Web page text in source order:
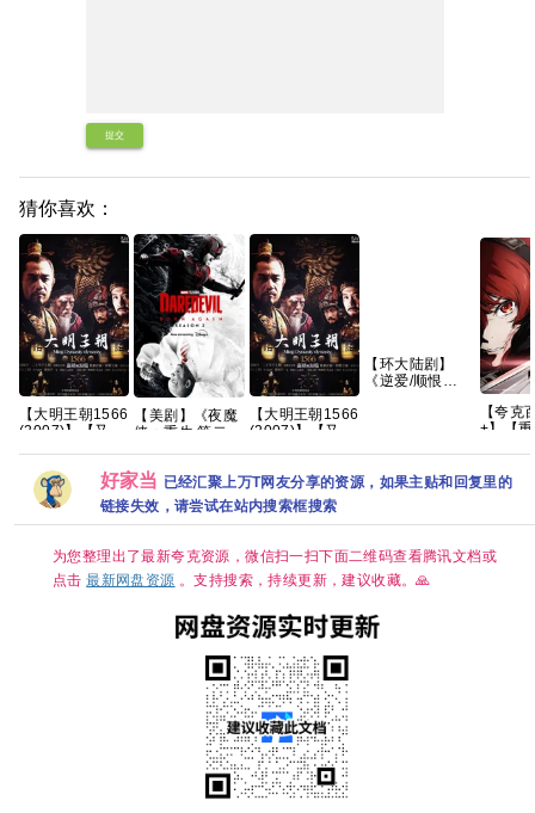
提交
猜你喜欢：
【大明王朝1566
(2007)】【又名:
【1080P】【国
语中字
（79.6GB）】
【剧情 / 历史】
【陈宝国 / 黄志
忠 / 倪大红 】夸
【美剧】《夜魔
侠：重生 第二
森特·多诺费奥
克里斯滕·里特
2026/剧情/动作/
奇幻/冒险/4K完
结 夸克
【大明王朝1566
(2007)】【又名:
【1080P】【国
语中字
（79.6GB）】
【剧情 / 历史】
【陈宝国 / 黄志
忠 / 倪大红 】夸
【环大陆剧】
《逆爱/顺恨
【132G】
【夸克
+】【
出真本
集
好家当 已经汇聚上万T网友分享的资源，如果主贴和回复里的
链接失效，请尝试在站内搜索框搜索
为您整理出了最新夸克资源，微信扫一扫下面二维码查看腾讯文档或
点击最新网盘资源 。支持搜索，持续更新，建议收藏。🙏